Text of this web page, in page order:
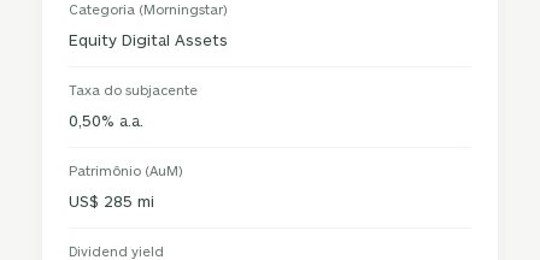
Categoria (Morningstar)
Equity Digital Assets
Taxa do subjacente
0,50% a.a.
Patrimônio (AuM)
US$ 285 mi
Dividend yield